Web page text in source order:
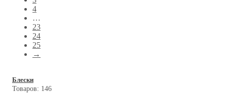
4
…
23
24
25
→
Блески
Товаров: 146